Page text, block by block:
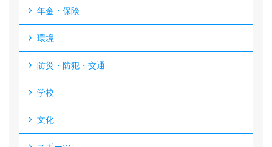
年金・保険
環境
防災・防犯・交通
学校
文化